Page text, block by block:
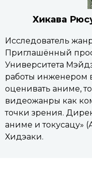
Хикава
Исследователь
Приглашённый
Университета
работы инженером
оценивать аниме,
видеожанры как
точки зрения.
аниме и токусацу»
Хидэаки.